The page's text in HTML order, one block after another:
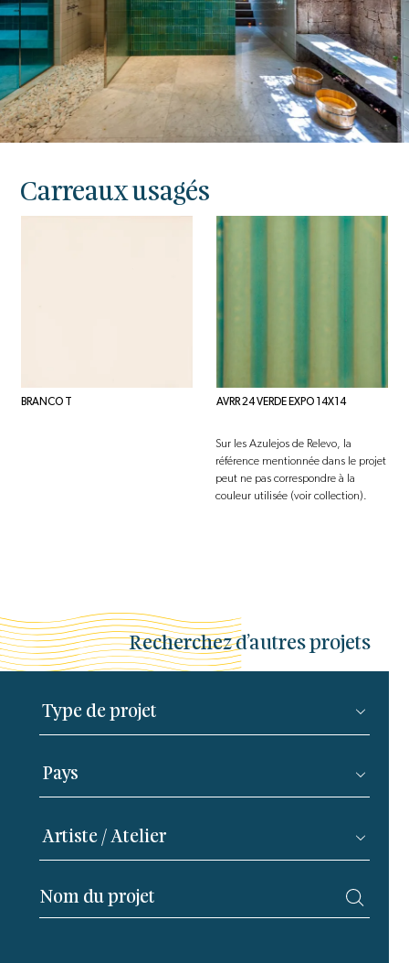
Carreaux usagés
BRANCO T AVRR 24 VERDE EXPO 14X14
Sur les Azulejos de Relevo, la
référence mentionnée dans le projet
peut ne pas correspondre à la
couleur utilisée (voir collection).
Recherchez d’autres projets